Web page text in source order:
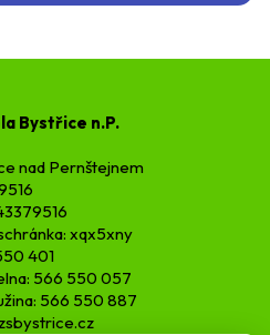
Bystřice n.P.
nad Pernštejnem
xqx5xny
401
566 550 057
566 550 887